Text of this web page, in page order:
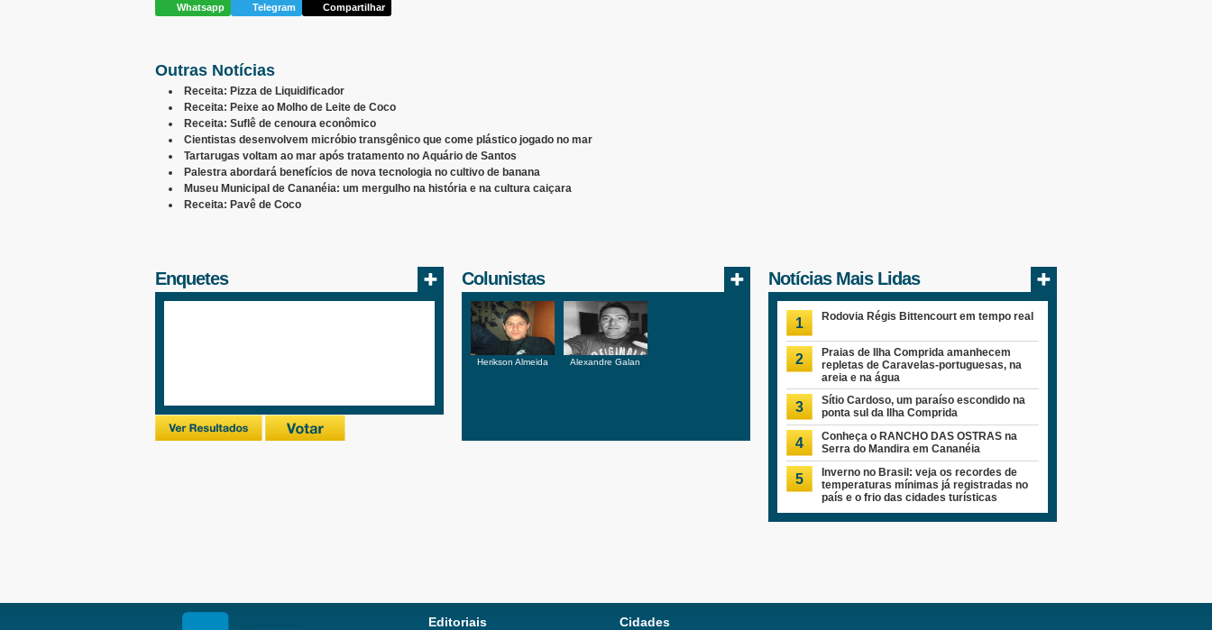
Whatsapp Telegram Compartilhar
Outras Notícias
Receita: Pizza de Liquidificador
Receita: Peixe ao Molho de Leite de Coco
Receita: Suflê de cenoura econômico
Cientistas desenvolvem micróbio transgênico que come plástico jogado no mar
Tartarugas voltam ao mar após tratamento no Aquário de Santos
Palestra abordará benefícios de nova tecnologia no cultivo de banana
Museu Municipal de Cananéia: um mergulho na história e na cultura caiçara
Receita: Pavê de Coco
Enquetes Colunistas
Herikson Almeida Alexandre Galan
Notícias Mais Lidas
1 Rodovia Régis Bittencourt em tempo real
2
Praias de Ilha Comprida amanhecem
repletas de Caravelas-portuguesas, na
areia e na água
3
Sítio Cardoso, um paraíso escondido na
ponta sul da Ilha Comprida
4
Conheça o RANCHO DAS OSTRAS na
Serra do Mandira em Cananéia
5
Inverno no Brasil: veja os recordes de
temperaturas mínimas já registradas no
país e o frio das cidades turísticas
Editoriais Cidades